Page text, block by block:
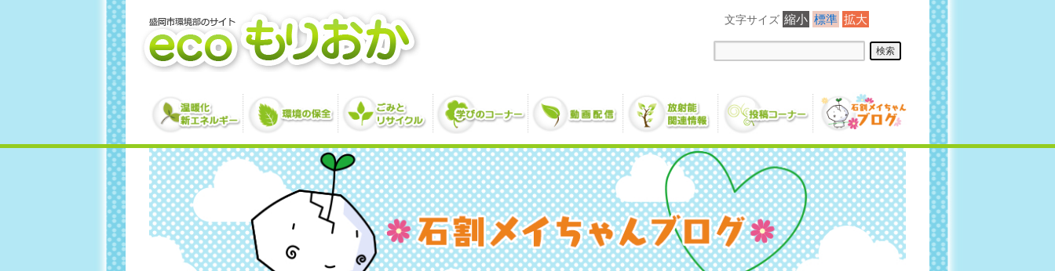
縮小 標準 拡大